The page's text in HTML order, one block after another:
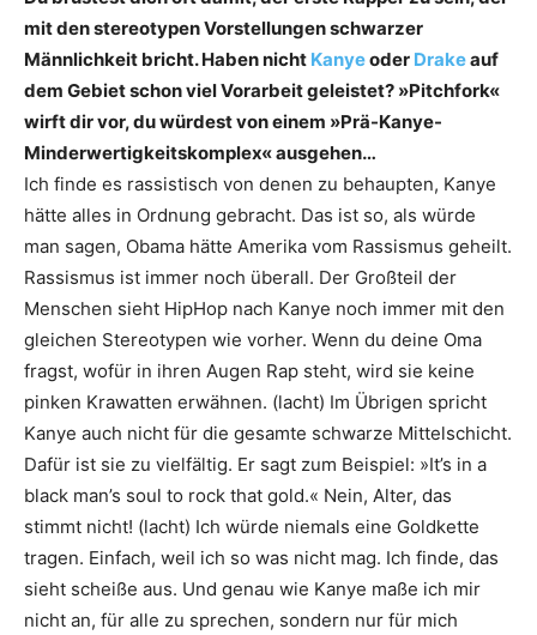
mit den stereotypen Vorstellungen schwarzer
Männlichkeit bricht. Haben nicht Kanyeoder Drakeauf
dem Gebiet schon viel Vorarbeit geleistet? »Pitchfork«
wirft dir vor, du würdest von einem »Prä-Kanye-
Minderwertigkeitskomplex« ausgehen…
Ich finde es rassistisch von denen zu behaupten, Kanye
hätte alles in Ordnung gebracht. Das ist so, als würde
man sagen, Obama hätte Amerika vom Rassismus geheilt.
Rassismus ist immer noch überall. Der Großteil der
Menschen sieht HipHop nach Kanye noch immer mit den
gleichen Stereotypen wie vorher. Wenn du deine Oma
fragst, wofür in ihren Augen Rap steht, wird sie keine
pinken Krawatten erwähnen. (lacht) Im Übrigen spricht
Kanye auch nicht für die gesamte schwarze Mittelschicht.
Dafür ist sie zu vielfältig. Er sagt zum Beispiel: »It’s in a
black man’s soul to rock that gold.« Nein, Alter, das
stimmt nicht! (lacht) Ich würde niemals eine Goldkette
tragen. Einfach, weil ich so was nicht mag. Ich finde, das
sieht scheiße aus. Und genau wie Kanye maße ich mir
nicht an, für alle zu sprechen, sondern nur für mich